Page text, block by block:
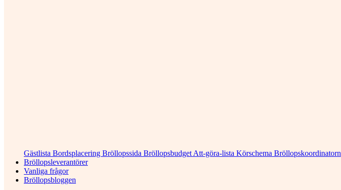
Gästlista Bordsplacering Bröllopssida Bröllopsbudget Att-göra-lista Körschema Bröllopskoordinatorn
Bröllopsleverantörer
Vanliga frågor
Bröllopsbloggen